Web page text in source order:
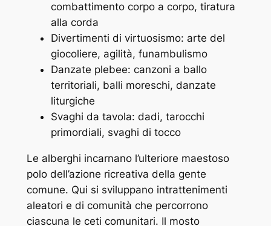
combattimento corpo a corpo, tiratura
alla corda
Divertimenti di virtuosismo: arte del
giocoliere, agilità, funambulismo
Danzate plebee: canzoni a ballo
territoriali, balli moreschi, danzate
liturgiche
Svaghi da tavola: dadi, tarocchi
primordiali, svaghi di tocco
Le alberghi incarnano l’ulteriore maestoso
polo dell’azione ricreativa della gente
comune. Qui si sviluppano intrattenimenti
aleatori e di comunità che percorrono
ciascuna le ceti comunitari. Il mosto